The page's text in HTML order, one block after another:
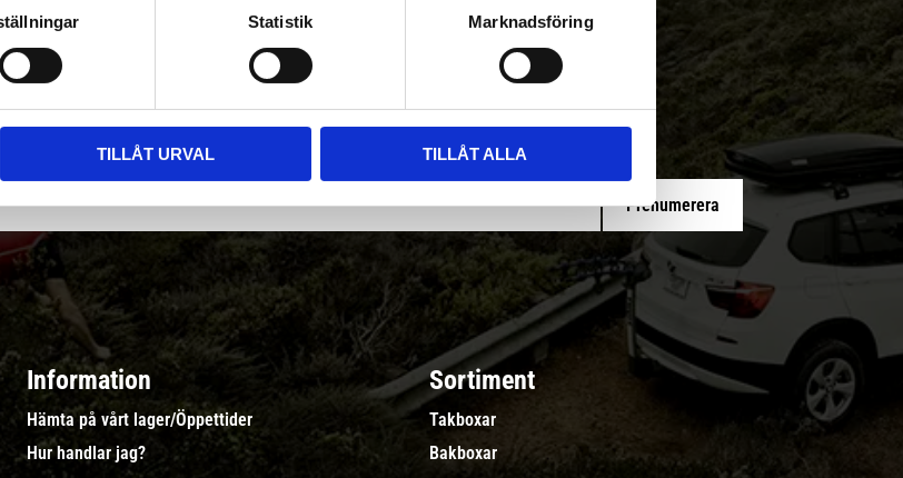
Statistik Marknadsföring
TILLÅT URVAL TILLÅT ALLA
Snabba leveranser || Hämta på lagret med/utan montering
Prenumerera
Information
Hämta på vårt lager/Öppettider
Hur handlar jag?
Sortiment
Takboxar
Bakboxar